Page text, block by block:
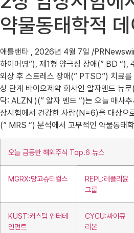
약물동태학적
애틀랜타 , 2026년 4월 7일 /
하이머병”), 제1형 양극성 장애(” BD “),
외상 후 스트레스 장애(” PTSD”) 치료를
상 단계 바이오제약 회사인 알자멘드 뉴
닥: ALZN )(” 알자 멘드 “)는 오늘 매사
상시험에서 건강한 사람(N=6)을 대상으
(” MRS “) 분석에서 고무적인 약물동태
오늘 급등한 해외주식 Top.6 뉴스
MGRX:망고슈티컬스
REPL:레플리뮨
그룹
KUST:커스텀 엔터테
인먼트
CYCU:싸이큐
리온